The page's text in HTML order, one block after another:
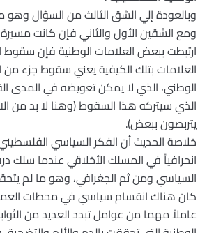
وبالعودة إلي الشق الثالث من السؤال
ومع الشقين الأول والثاني فإن كانت
ارتبطت ببعض العلامات الوطنية فإن
العلامات بتلك الكيفية يعني سقوط جزء من
الوطني، الذي لا يمكن تعويضه في المدى
الذي سيتركه هذا السقوط (وهنا لا بد من
يتربصون ببعض).
خلاصة الحديث أن الفكر السياسي
انحرافياً في المسلك الأخلاقي عندما سلك
السياسي ومن ثم الجغرافي، وهو ما لم
كان هناك انقسام سياسي في محطات
عاملاً مهما من عوامل تبدد العديد من